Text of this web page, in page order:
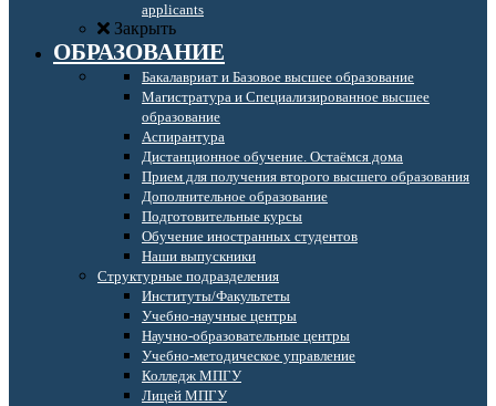
applicants
Закрыть
ОБРАЗОВАНИЕ
Бакалавриат и Базовое высшее образование
Магистратура и Специализированное высшее
образование
Аспирантура
Дистанционное обучение. Остаёмся дома
Прием для получения второго высшего образования
Дополнительное образование
Подготовительные курсы
Обучение иностранных студентов
Наши выпускники
Структурные подразделения
Институты/Факультеты
Учебно-научные центры
Научно-образовательные центры
Учебно-методическое управление
Колледж МПГУ
Лицей МПГУ